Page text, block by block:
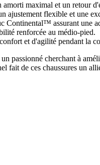
maximal et un retour
ajustement flexible et une
Continental™ assurant une
renforcée au médio-pied.
et d'agilité pendant la
passionné cherchant à
fait de ces chaussures un